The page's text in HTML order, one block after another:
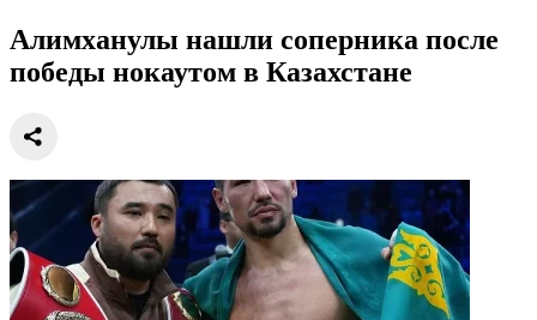
Алимханулы нашли соперника после
победы нокаутом в Казахстане